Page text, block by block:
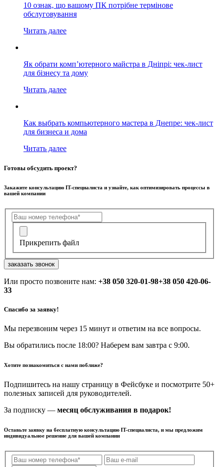
10 ознак, що вашому ПК потрібне термінове
обслуговування
Читать далее
Як обрати комп’ютерного майстра в Дніпрі: чек-лист
для бізнесу та дому
Читать далее
Как выбрать компьютерного мастера в Днепре: чек-лист
для бизнеса и дома
Читать далее
Готовы обсудить проект?
Закажите консультацию IT-специалиста и узнайте, как оптимизировать процессы в
вашей компании
Прикрепить файл
заказать звонок
Или просто позвоните нам: +38 050 320-01-98+38 050 420-06-
33
Спасибо за заявку!
Мы перезвоним через 15 минут и ответим на все вопросы.
Вы обратились после 18:00? Наберем вам завтра с 9:00.
Хотите познакомиться с нами поближе?
Подпишитесь на нашу страницу в Фейсбуке и посмотрите 50+
полезных записей для руководителей.
За подписку — месяц обслуживания в подарок!
Оставьте заявку на бесплатную консультацию IT-специалиста, и мы предложим
индивидуальное решение для вашей компании